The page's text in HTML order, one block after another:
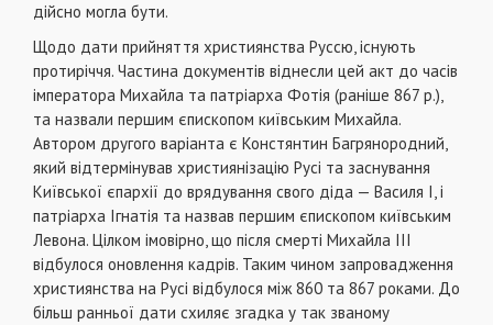
дійсно могла бути.
Щодо дати прийняття християнства Руссю, існують
протиріччя. Частина документів віднесли цей акт до часів
імператора Михайла та патріарха Фотія (раніше 867 р.),
та назвали першим єпископом київським Михайла.
Автором другого варіанта є Констянтин Багрянородний,
який відтермінував християнізацію Русі та заснування
Київської єпархії до врядування свого діда — Василя I, і
патріарха Ігнатія та назвав першим єпископом київським
Левона. Цілком імовірно, що після смерті Михайла ІІІ
відбулося оновлення кадрів. Таким чином запровадження
християнства на Русі відбулося між 860 та 867 роками. До
більш ранньої дати схиляє згадка у так званому